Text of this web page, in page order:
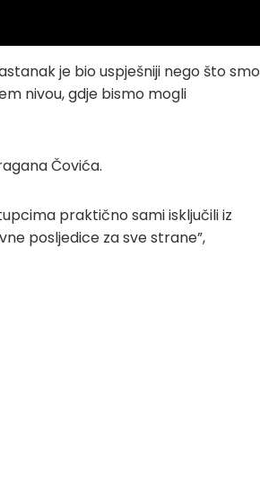
je bio uspješniji nego što smo
nivou, gdje bismo mogli
Čovića.
praktično sami isključili iz
posljedice za sve strane”,